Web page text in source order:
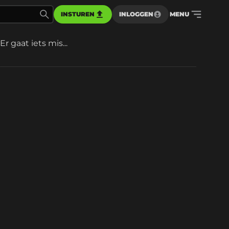
INSTUREN INLOGGEN MENU
Er gaat iets mis...